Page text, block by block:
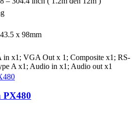
x 98mm
x1; VGA Out x 1; Composite x1; RS-
A x1; Audio in x1; Audio out x1
PX480